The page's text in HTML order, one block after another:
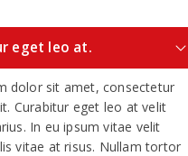
eget leo at.
dolor sit amet, consectetur
Curabitur eget leo at velit
In eu ipsum vitae velit
vitae at risus. Nullam tortor